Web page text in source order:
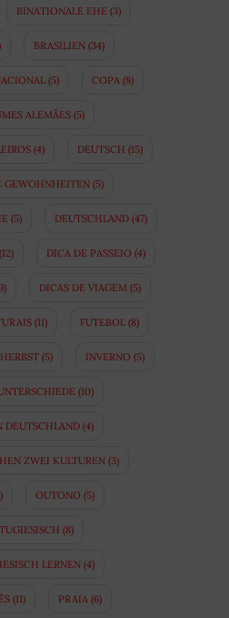
BINATIONALE EHE(3)
BRASILIEN(34)
(5) COPA (8)
ALEMÃES(5)
(4) DEUTSCH (15)
GEWOHNHEITEN (5)
(5) DEUTSCHLAND (47)
DICA DE PASSEIO (4)
DICAS DE VIAGEM (5)
(11) FUTEBOL (8)
HERBST(5) INVERNO (5)
(10)
DEUTSCHLAND (4)
ZWEI KULTUREN (3)
OUTONO (5)
(8)
LERNEN(4)
(11) PRAIA (6)